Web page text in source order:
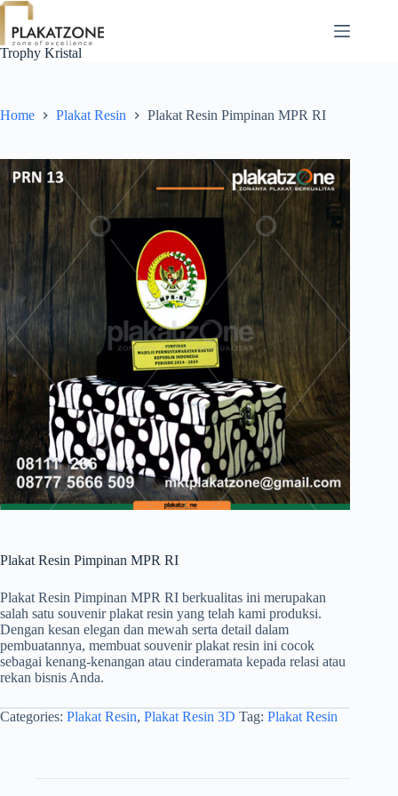
Skip
content
Trophy Kristal
Home Plakat Resin Plakat Resin Pimpinan MPR RI
Plakat Resin Pimpinan MPR RI
Plakat Resin Pimpinan MPR RI berkualitas ini merupakan
salah satu souvenir plakat resin yang telah kami produksi.
Dengan kesan elegan dan mewah serta detail dalam
pembuatannya, membuat souvenir plakat resin ini cocok
sebagai kenang-kenangan atau cinderamata kepada relasi atau
rekan bisnis Anda.
Categories: Plakat Resin, Plakat Resin 3D Tag: Plakat Resin